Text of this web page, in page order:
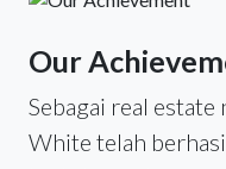
Our
Sebagai real estate
White telah